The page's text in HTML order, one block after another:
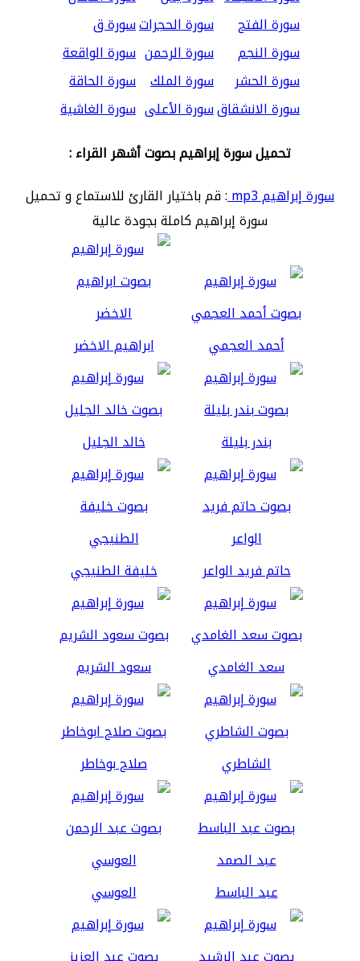
سورة الفتح
سورة الحجراتسورة ق
سورة النجم
سورة الرحمن سورة الواقعة
سورة الحشر
سورة الملك سورة الحاقة
سورة الانشقاقسورة الأعلى سورة الغاشية
تحميل سورة إبراهيم بصوت أشهر القراء :
سورة إبراهيم mp3
: قم باختيار القارئ للاستماع و تحميل
سورة إبراهيم كاملة بجودة عالية
أحمد العجمي ابراهيم الاخضر
بندر بليلة خالد الجليل
حاتم فريد الواعر خليفة الطنيجي
سعد الغامدي سعود الشريم
الشاطري صلاح بوخاطر
عبد الباسط العوسي